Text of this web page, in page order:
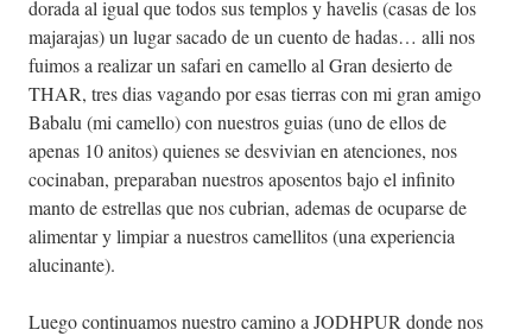
dorada al igual que todos sus templos y havelis (casas de los
majarajas) un lugar sacado de un cuento de hadas… alli nos
fuimos a realizar un safari en camello al Gran desierto de
THAR, tres dias vagando por esas tierras con mi gran amigo
Babalu (mi camello) con nuestros guias (uno de ellos de
apenas 10 anitos) quienes se desvivian en atenciones, nos
cocinaban, preparaban nuestros aposentos bajo el infinito
manto de estrellas que nos cubrian, ademas de ocuparse de
alimentar y limpiar a nuestros camellitos (una experiencia
alucinante).
Luego continuamos nuestro camino a JODHPUR donde nos